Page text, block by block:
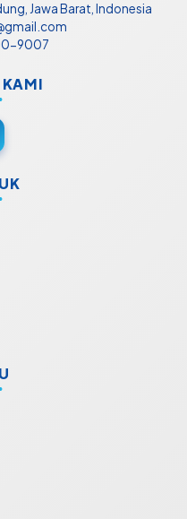
Jawa Barat, Indonesia
9007